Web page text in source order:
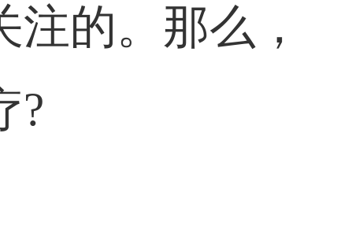
的。那么，
?